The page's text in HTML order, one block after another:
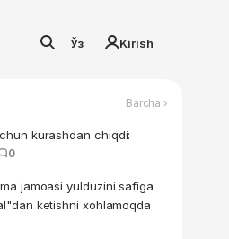
Ўз Kirish
Barcha ›
kurashdan chiqdi:
0
jamoasi yulduzini safiga
ketishni xohlamoqda